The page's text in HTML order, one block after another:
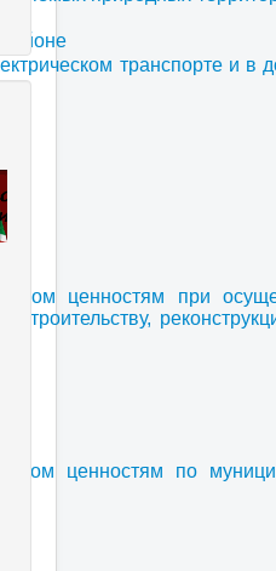
транспорте и в
ценностям при
ценностям по